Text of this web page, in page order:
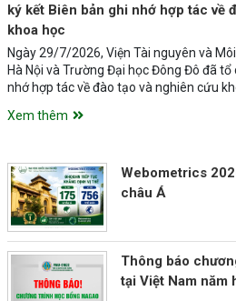
ký kết Biên bản ghi nhớ hợp tác về
khoa học
Ngày 29/7/2026, Viện Tài nguyên và
Hà Nội và Trường Đại học Đông Đô đã tổ
nhớ hợp tác về đào tạo và nghiên cứu
Xem thêm
Webometrics
châu Á
Thông báo
tại Việt Nam năm